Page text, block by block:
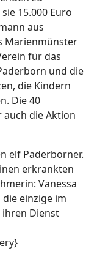
15.000 Euro
aus
Marienmünster
für das
und die
die Kindern
Die 40
auch die Aktion
elf Paderborner.
erkrankten
Vanessa
die einzige im
Dienst